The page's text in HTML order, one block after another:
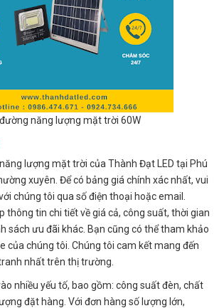
năng lượng mặt trời 60W
lượng mặt trời của Thành Đạt LED tại Phú
xuyên. Để có bảng giá chính xác nhất, vui
chúng tôi qua số điện thoại hoặc email.
thông tin chi tiết về giá cả, công suất, thời gian
sách ưu đãi khác. Bạn cũng có thể tham khảo
của chúng tôi. Chúng tôi cam kết mang đến
nhất trên thị trường.
nhiều yếu tố, bao gồm: công suất đèn, chất
đặt hàng. Với đơn hàng số lượng lớn,